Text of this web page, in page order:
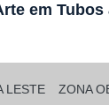
em Tubos
LESTE ZONA